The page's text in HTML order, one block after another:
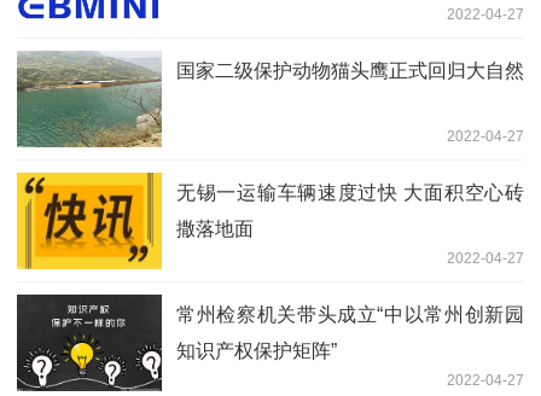
2022-04-27
国家二级保护动物猫头鹰正式回归大自然
2022-04-27
无锡一运输车辆速度过快 大面积空心砖
撒落地面
2022-04-27
常州检察机关带头成立“中以常州创新园
知识产权保护矩阵”
2022-04-27